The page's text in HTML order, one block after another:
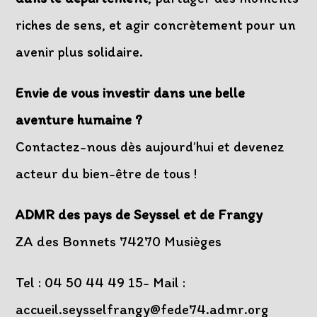
riches de sens, et agir concrètement pour un
avenir plus solidaire.
Envie de vous investir dans une belle
aventure humaine ?
Contactez-nous dès aujourd’hui et devenez
acteur du bien-être de tous !
ADMR des pays de Seyssel et de Frangy
ZA des Bonnets 74270 Musièges
Tel : 04 50 44 49 15- Mail :
accueil.seysselfrangy@fede74.admr.org